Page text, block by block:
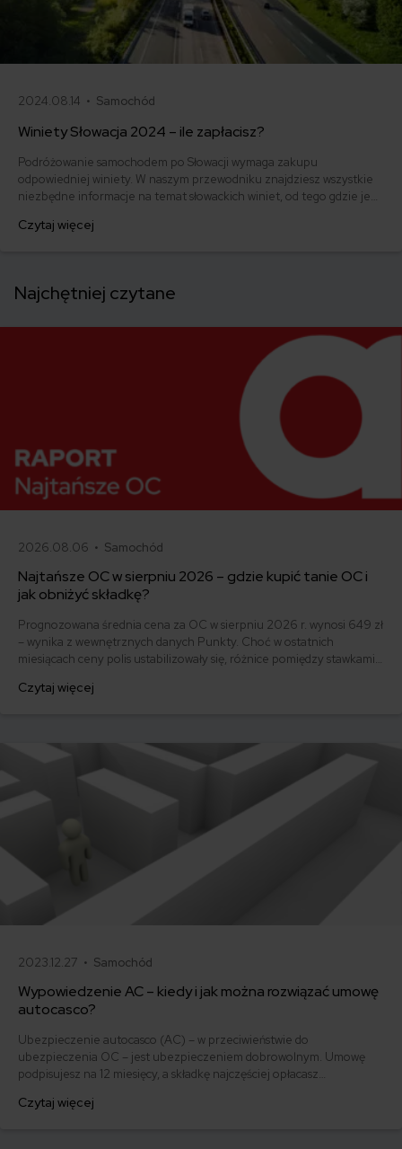
2024.08.14 • Samochód
Winiety Słowacja 2024 – ile zapłacisz?
Podróżowanie samochodem po Słowacji wymaga zakupu
odpowiedniej winiety. W naszym przewodniku znajdziesz wszystkie
niezbędne informacje na temat słowackich winiet, od tego gdzie je
Dzięki temu zaplanujesz swoją podróż do Słowacji i unikniesz
Czytaj więcej
Najchętniej czytane
2026.08.06 • Samochód
Najtańsze OC w sierpniu 2026 – gdzie kupić tanie OC i
jak obniżyć składkę?
Prognozowana średnia cena za OC w sierpniu 2026 r. wynosi 649 zł
– wynika z wewnętrznych danych Punkty. Choć w ostatnich
miesiącach ceny polis ustabilizowały się, różnice pomiędzy stawkami
500 zł, inni – powyżej 1500 zł. Gdzie znaleźć najtańsze OC w Polsce
Czytaj więcej
2023.12.27 • Samochód
Wypowiedzenie AC – kiedy i jak można rozwiązać umowę
autocasco?
Ubezpieczenie autocasco (AC) – w przeciwieństwie do
ubezpieczenia OC – jest ubezpieczeniem dobrowolnym. Umowę
podpisujesz na 12 miesięcy, a składkę najczęściej opłacasz
ofertę lub zdecydowałeś się sprzedać samochód w trakcie trwania
Czytaj więcej